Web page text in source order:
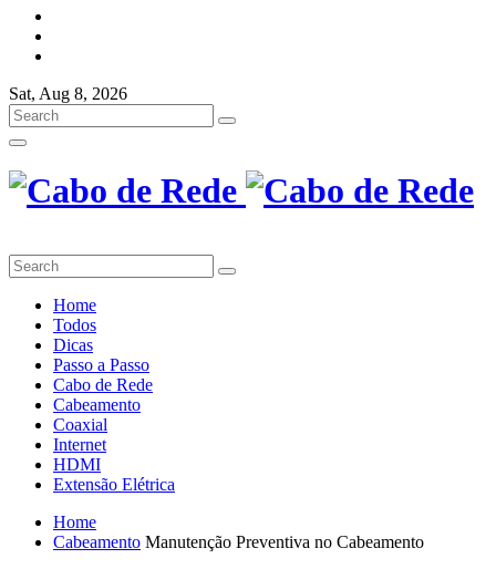
Sat, Aug 8, 2026
Home
Todos
Dicas
Passo a Passo
Cabo de Rede
Cabeamento
Coaxial
Internet
HDMI
Extensão Elétrica
Home
Cabeamento Manutenção Preventiva no Cabeamento